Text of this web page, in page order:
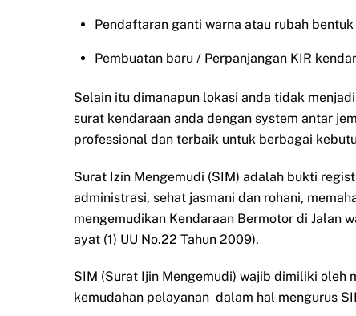
Pendaftaran ganti warna atau rubah
Pembuatan baru / Perpanjangan KIR
Selain itu dimanapun lokasi anda tidak
surat kendaraan anda dengan system antar
professional dan terbaik untuk berbagai
Surat Izin Mengemudi (SIM) adalah bukti
administrasi, sehat jasmani dan rohani,
mengemudikan Kendaraan Bermotor di Jalan
ayat (1) UU No.22 Tahun 2009).
SIM (Surat Ijin Mengemudi) wajib dimiliki
kemudahan pelayanan dalam hal mengurus